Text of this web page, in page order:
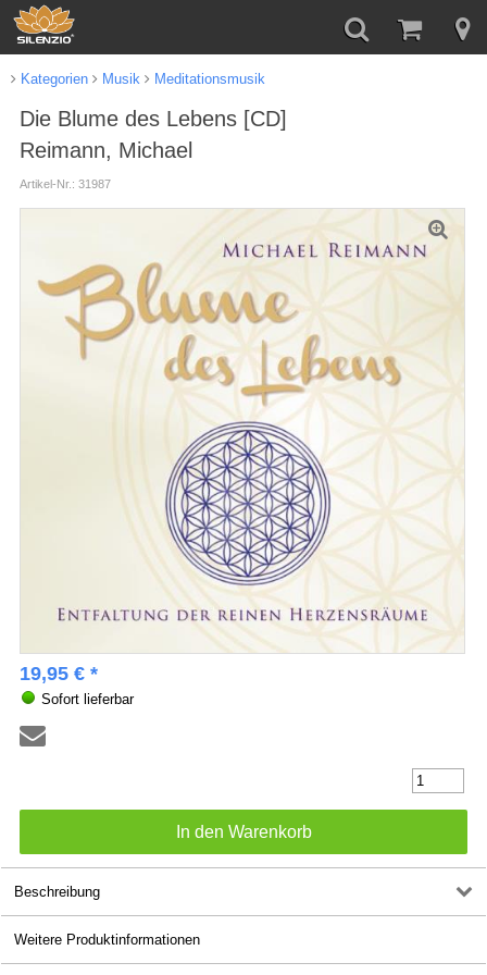
Kategorien Musik Meditationsmusik
Die Blume des Lebens [CD]
Reimann, Michael
Artikel-Nr.: 31987
19,95 € *
Sofort lieferbar
Beschreibung
Weitere Produktinformationen